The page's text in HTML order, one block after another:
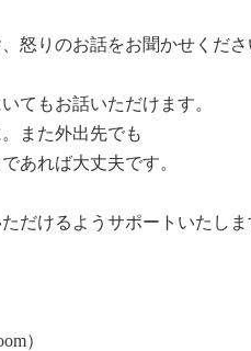
怒りのお話をお聞かせくださ
てもお話いただけます。
また外出先でも
あれば大丈夫です。
だけるようサポートいたしま
）